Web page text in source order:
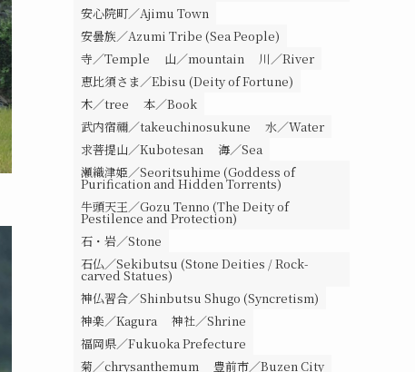
安心院町／Ajimu Town
安曇族／Azumi Tribe (Sea People)
寺／Temple
山／mountain
川／River
恵比須さま／Ebisu (Deity of Fortune)
木／tree
本／Book
武内宿禰／takeuchinosukune
水／Water
求菩提山／Kubotesan
海／Sea
瀬織津姫／Seoritsuhime (Goddess of
Purification and Hidden Torrents)
牛頭天王／Gozu Tenno (The Deity of
Pestilence and Protection)
石・岩／Stone
石仏／Sekibutsu (Stone Deities / Rock-
carved Statues)
神仏習合／Shinbutsu Shugo (Syncretism)
神楽／Kagura
神社／Shrine
福岡県／Fukuoka Prefecture
菊／chrysanthemum
豊前市／Buzen City